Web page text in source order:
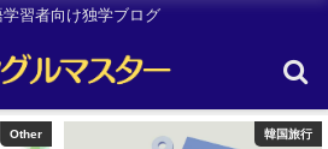
学習者向け独学ブログ
韓国旅行 TOPIK